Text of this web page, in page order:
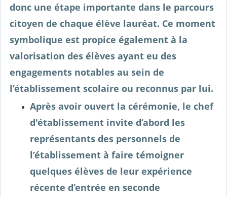
donc une étape importante dans le parcours
citoyen de chaque élève lauréat. Ce moment
symbolique est propice également à la
valorisation des élèves ayant eu des
engagements notables au sein de
l’établissement scolaire ou reconnus par lui.
Après avoir ouvert la cérémonie, le chef
d'établissement invite d’abord les
représentants des personnels de
l’établissement à faire témoigner
quelques élèves de leur expérience
récente d’entrée en seconde